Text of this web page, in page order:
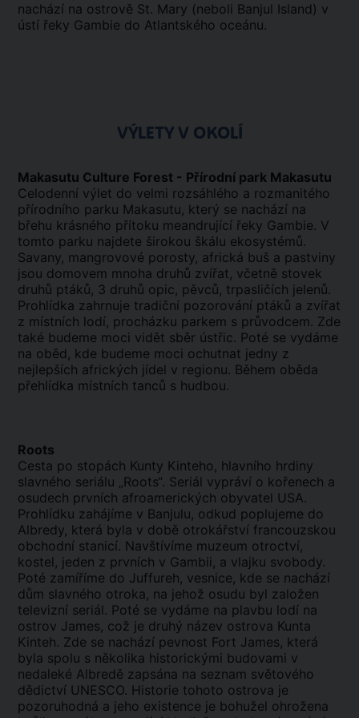
nachází na ostrově St. Mary (neboli Banjul Island) v
ústí řeky Gambie do Atlantského oceánu.
VÝLETY V OKOLÍ
Makasutu Culture Forest - Přírodní park Makasutu
Celodenní výlet do velmi rozsáhlého a rozmanitého
přírodního parku Makasutu, který se nachází na
břehu krásného přítoku meandrující řeky Gambie. V
tomto parku najdete širokou škálu ekosystémů.
Savany, mangrovové porosty, africká buš a pastviny
jsou domovem mnoha druhů zvířat, včetně stovek
druhů ptáků, 3 druhů opic, pěvců, trpasličích jelenů.
Prohlídka zahrnuje tradiční pozorování ptáků a zvířat
z místních lodí, procházku parkem s průvodcem. Zde
také budeme moci vidět sběr ústřic. Poté se vydáme
na oběd, kde budeme moci ochutnat jedny z
nejlepších afrických jídel v regionu. Během oběda
přehlídka místních tanců s hudbou.
Roots
Cesta po stopách Kunty Kinteho, hlavního hrdiny
slavného seriálu „Roots“. Seriál vypráví o kořenech a
osudech prvních afroamerických obyvatel USA.
Prohlídku zahájíme v Banjulu, odkud poplujeme do
Albredy, která byla v době otrokářství francouzskou
obchodní stanicí. Navštívíme muzeum otroctví,
kostel, jeden z prvních v Gambii, a vlajku svobody.
Poté zamíříme do Juffureh, vesnice, kde se nachází
dům slavného otroka, na jehož osudu byl založen
televizní seriál. Poté se vydáme na plavbu lodí na
ostrov James, což je druhý název ostrova Kunta
Kinteh. Zde se nachází pevnost Fort James, která
byla spolu s několika historickými budovami v
nedaleké Albredě zapsána na seznam světového
dědictví UNESCO. Historie tohoto ostrova je
pozoruhodná a jeho existence je bohužel ohrožena